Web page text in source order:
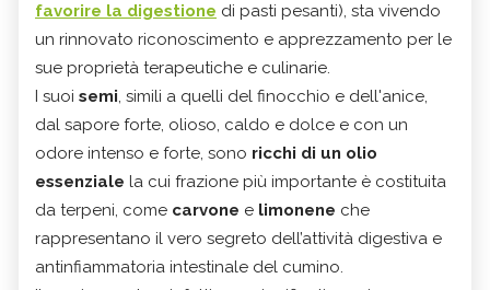
favorire la digestione di pasti pesanti), sta vivendo
un rinnovato riconoscimento e apprezzamento per le
sue proprietà terapeutiche e culinarie.
I suoi semi, simili a quelli del finocchio e dell'anice,
dal sapore forte, olioso, caldo e dolce e con un
odore intenso e forte, sono ricchi di un olio
essenziale la cui frazione più importante è costituita
da terpeni, come carvone e limonene che
rappresentano il vero segreto dell’attività digestiva e
antinfiammatoria intestinale del cumino.